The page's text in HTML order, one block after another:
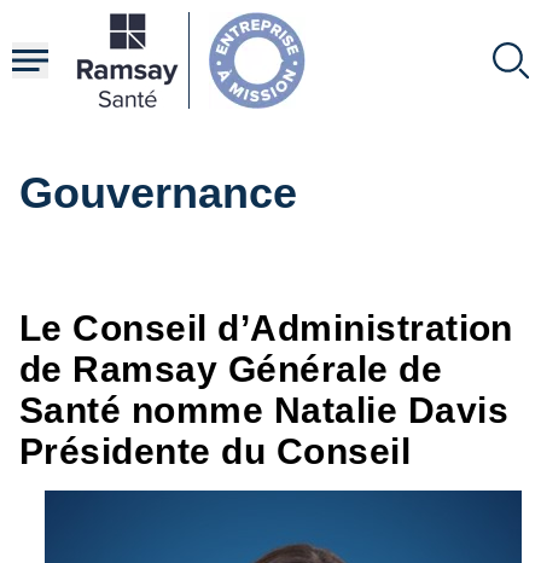
contenu
principal
Gouvernance
Le Conseil d’Administration
de Ramsay Générale de
Santé nomme Natalie Davis
Présidente du Conseil